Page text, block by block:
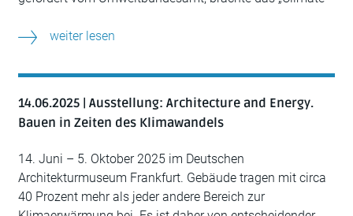
weiter lesen
14.06.2025 | Ausstellung: Architecture and Energy.
Bauen in Zeiten des Klimawandels
14. Juni – 5. Oktober 2025 im Deutschen
Architekturmuseum Frankfurt. Gebäude tragen mit circa
40 Prozent mehr als jeder andere Bereich zur